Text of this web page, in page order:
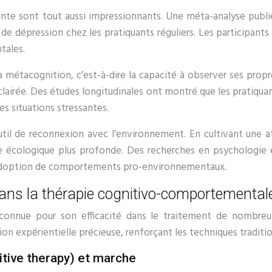
sont tout aussi impressionnants. Une méta-analyse
dépression chez les pratiquants réguliers. Les
c’est-à-dire la capacité à observer ses
Des études longitudinales ont montré que les
situations stressantes.
de reconnexion avec l’environnement. En cultivant
plus profonde. Des recherches en
de comportements pro-environnementaux.
la thérapie cognitivo-
pour son efficacité dans le traitement de
expérientielle précieuse, renforçant les techniques
therapy) et marche